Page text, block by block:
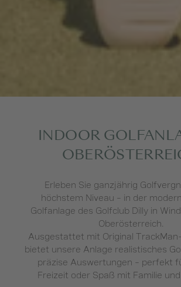
INDOOR
Erleben Sie ganzjährig
höchstem Niveau – in der
Golfanlage des Golfclub Dilly in
Oberösterreich.
Ausgestattet mit Original
bietet unsere Anlage realistisches
präzise Auswertungen – perfekt
Freizeit oder Spaß mit Familie